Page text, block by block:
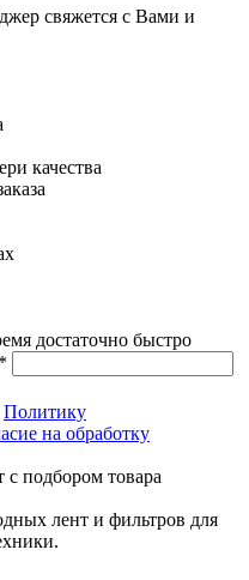
свяжется с Вами и
качества
достаточно быстро
Политику
на обработку
лент и фильтров для